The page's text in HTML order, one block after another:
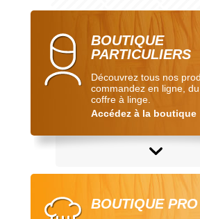
Vous êtes un particulier
nos produits ici
Découvrir les produits
BOUTIQUE
PARTICULIERS
Découvrez tous nos
commandez en ligne,
coffre à linge.
Accédez à la boutique
BOUTIQUE PRO